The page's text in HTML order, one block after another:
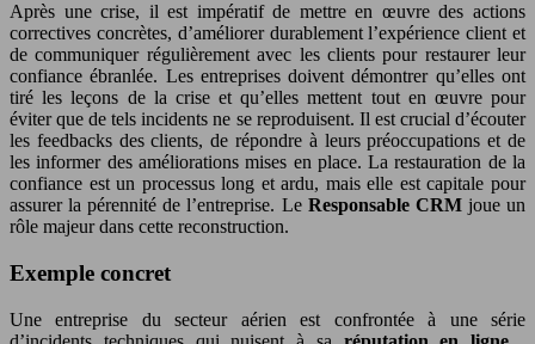
Après une crise, il est impératif de mettre en œuvre des actions
correctives concrètes, d’améliorer durablement l’expérience client et
de communiquer régulièrement avec les clients pour restaurer leur
confiance ébranlée. Les entreprises doivent démontrer qu’elles ont
tiré les leçons de la crise et qu’elles mettent tout en œuvre pour
éviter que de tels incidents ne se reproduisent. Il est crucial d’écouter
les feedbacks des clients, de répondre à leurs préoccupations et de
les informer des améliorations mises en place. La restauration de la
confiance est un processus long et ardu, mais elle est capitale pour
assurer la pérennité de l’entreprise. Le Responsable CRM joue un
rôle majeur dans cette reconstruction.
Exemple concret
Une entreprise du secteur aérien est confrontée à une série